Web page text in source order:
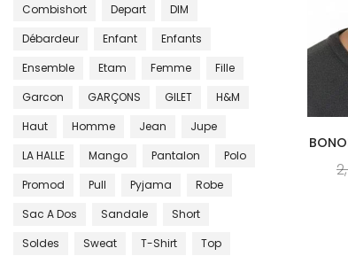
Combishort
Depart
DIM
Débardeur
Enfant
Enfants
Ensemble
Etam Femme
Fille
Garcon
GARÇONS GILET
H&m
Haut
Homme Jean
Jupe
LA HALLE
Mango Pantalon
Polo
Promod
Pull Pyjama
Robe
Sac A Dos
Sandale
Short
Soldes
Sweat T-Shirt
Top